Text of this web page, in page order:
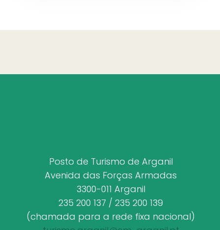
Posto de Turismo de Arganil
Avenida das Forças Armadas
3300-011 Arganil
235 200 137 / 235 200 139
(chamada para a rede fixa nacional)